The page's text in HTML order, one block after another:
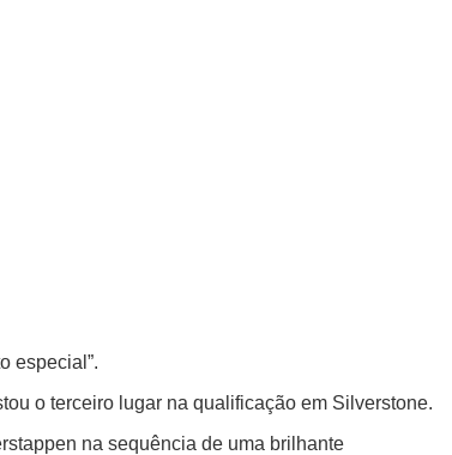
especial”.
o terceiro lugar na qualificação em Silverstone.
na sequência de uma brilhante